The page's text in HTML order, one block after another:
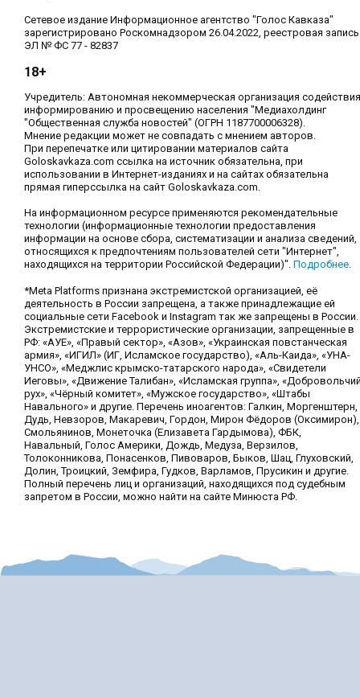
Сетевое издание Информационное агентство "Голос Кавказа"
зарегистрировано Роскомнадзором 26.04.2022, реестровая запись
ЭЛ № ФС 77 - 82837
18+
Учредитель: Автономная некоммерческая организация содействия
информированию и просвещению населения "Медиахолдинг
"Общественная служба новостей" (ОГРН 1187700006328).
Мнение редакции может не совпадать с мнением авторов.
При перепечатке или цитировании материалов сайта
Goloskavkaza.com ссылка на источник обязательна, при
использовании в Интернет-изданиях и на сайтах обязательна
прямая гиперссылка на сайт Goloskavkaza.com.
На информационном ресурсе применяются рекомендательные
технологии (информационные технологии предоставления
информации на основе сбора, систематизации и анализа сведений,
относящихся к предпочтениям пользователей сети "Интернет",
находящихся на территории Российской Федерации)". Подробнее.
*Meta Platforms признана экстремистской организацией, её
деятельность в России запрещена, а также принадлежащие ей
социальные сети Facebook и Instagram так же запрещены в России.
Экстремистские и террористические организации, запрещенные в
РФ: «АУЕ», «Правый сектор», «Азов», «Украинская повстанческая
армия», «ИГИЛ» (ИГ, Исламское государство), «Аль-Каида», «УНА-
УНСО», «Меджлис крымско-татарского народа», «Свидетели
Иеговы», «Движение Талибан», «Исламская группа»,
рух», «Чёрный комитет», «Мужское государство», «Штабы
Навального» и другие. Перечень иноагентов: Галкин, Моргенштерн,
Дудь, Невзоров, Макаревич, Гордон, Мирон Фёдоров (Оксимирон),
Смольянинов, Монеточка (Елизавета Гардымова), ФБК,
Навальный, Голос Америки, Дождь, Медуза, Верзилов,
Толоконникова, Понасенков, Пивоваров, Быков, Шац, Глуховский,
Долин, Троицкий, Земфира, Гудков, Варламов, Прусикин и другие.
Полный перечень лиц и организаций, находящихся под судебным
запретом в России, можно найти на сайте Минюста РФ.